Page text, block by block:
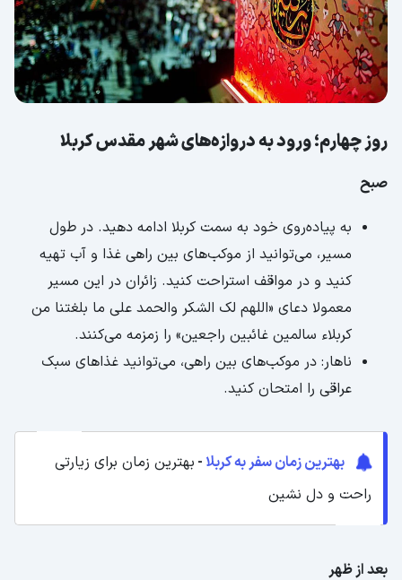
روز چهارم؛ ورود به دروازه‌های شهر مقدس کربلا
صبح
به پیاده‌روی خود به سمت کربلا ادامه دهید. در طول
مسیر، می‌توانید از موکب‌های بین راهی غذا و آب تهیه
کنید و در مواقف استراحت کنید. زائران در این مسیر
معمولا دعای «اللهم لک الشكر والحمد على ما بلغتنا من
كربلاء سالمين غائبين راجعين» را زمزمه می‌کنند.
ناهار: در موکب‌های بین راهی، می‌توانید غذاهای سبک
عراقی را امتحان کنید.
بهترین زمان سفر به کربلا - بهترین زمان برای زیارتی
راحت و دل نشین
بعد از ظهر